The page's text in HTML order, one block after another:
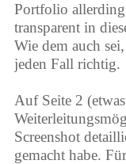
Portfolio
transparent in
Wie dem auch
jeden Fall richtig.
Auf Seite 2
Screenshot
gemacht habe.